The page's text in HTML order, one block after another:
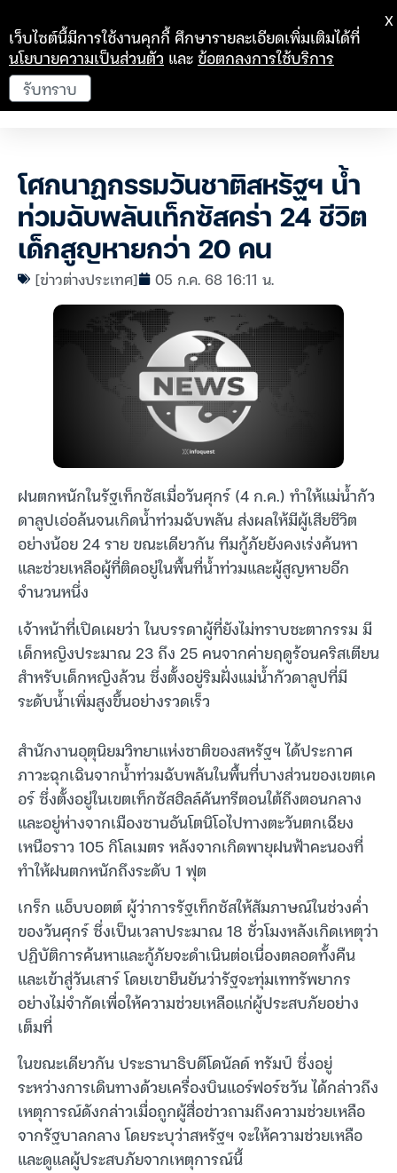
โศกนาฏกรรมวันชาติสหรัฐฯ น้ำ
ท่วมฉับพลันเท็กซัสคร่า 24 ชีวิต
เด็กสูญหายกว่า 20 คน
[ข่าวต่างประเทศ] 05 ก.ค. 68 16:11 น.
ฝนตกหนักในรัฐเท็กซัสเมื่อวันศุกร์ (4 ก.ค.) ทำให้แม่น้ำกัว
ดาลูปเอ่อล้นจนเกิดน้ำท่วมฉับพลัน ส่งผลให้มีผู้เสียชีวิต
อย่างน้อย 24 ราย ขณะเดียวกัน ทีมกู้ภัยยังคงเร่งค้นหา
และช่วยเหลือผู้ที่ติดอยู่ในพื้นที่น้ำท่วมและผู้สูญหายอีก
จำนวนหนึ่ง
เจ้าหน้าที่เปิดเผยว่า ในบรรดาผู้ที่ยังไม่ทราบชะตากรรม มี
เด็กหญิงประมาณ 23 ถึง 25 คนจากค่ายฤดูร้อนคริสเตียน
สำหรับเด็กหญิงล้วน ซึ่งตั้งอยู่ริมฝั่งแม่น้ำกัวดาลูปที่มี
ระดับน้ำเพิ่มสูงขึ้นอย่างรวดเร็ว
สำนักงานอุตุนิยมวิทยาแห่งชาติของสหรัฐฯ ได้ประกาศ
ภาวะฉุกเฉินจากน้ำท่วมฉับพลันในพื้นที่บางส่วนของเขตเค
อร์ ซึ่งตั้งอยู่ในเขตเท็กซัสฮิลล์คันทรีตอนใต้ถึงตอนกลาง
และอยู่ห่างจากเมืองซานอันโตนิโอไปทางตะวันตกเฉียง
เหนือราว 105 กิโลเมตร หลังจากเกิดพายุฝนฟ้าคะนองที่
ทำให้ฝนตกหนักถึงระดับ 1 ฟุต
เกร็ก แอ็บบอตต์ ผู้ว่าการรัฐเท็กซัสให้สัมภาษณ์ในช่วงค่ำ
ของวันศุกร์ ซึ่งเป็นเวลาประมาณ 18 ชั่วโมงหลังเกิดเหตุว่า
ปฏิบัติการค้นหาและกู้ภัยจะดำเนินต่อเนื่องตลอดทั้งคืน
และเข้าสู่วันเสาร์ โดยเขายืนยันว่ารัฐจะทุ่มเททรัพยากร
อย่างไม่จำกัดเพื่อให้ความช่วยเหลือแก่ผู้ประสบภัยอย่าง
เต็มที่
ในขณะเดียวกัน ประธานาธิบดีโดนัลด์ ทรัมป์ ซึ่งอยู่
ระหว่างการเดินทางด้วยเครื่องบินแอร์ฟอร์ซวัน ได้กล่าวถึง
เหตุการณ์ดังกล่าวเมื่อถูกผู้สื่อข่าวถามถึงความช่วยเหลือ
จากรัฐบาลกลาง โดยระบุว่าสหรัฐฯ จะให้ความช่วยเหลือ
และดูแลผู้ประสบภัยจากเหตุการณ์นี้
เว็บไซต์นี้มีการใช้งานคุกกี้ ศึกษารายละเอียดเพิ่มเติมได้ที่
นโยบายความเป็นส่วนตัว และข้อตกลงการใช้บริการ
รับทราบ
X